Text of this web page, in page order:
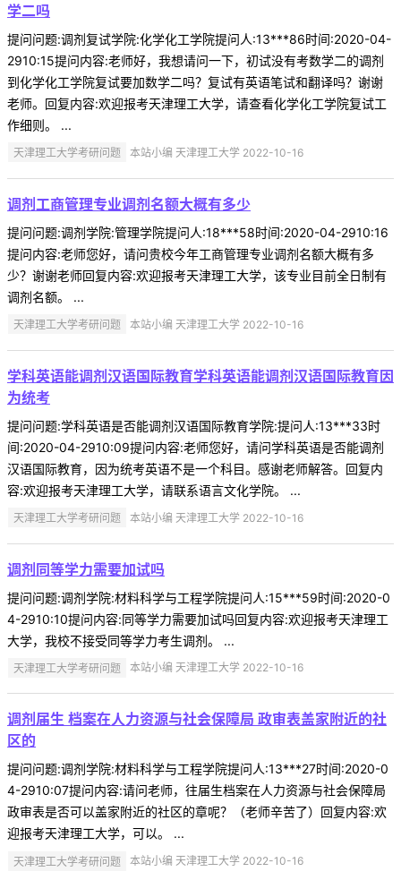
学二吗
提问问题:调剂复试学院:化学化工学院提问人:13***86时间:2020-04-
2910:15提问内容:老师好，我想请问一下，初试没有考数学二的调剂
到化学化工学院复试要加数学二吗？复试有英语笔试和翻译吗？谢谢
老师。回复内容:欢迎报考天津理工大学，请查看化学化工学院复试工
作细则。 ...
天津理工大学考研问题 本站小编 天津理工大学 2022-10-16
调剂工商管理专业调剂名额大概有多少
提问问题:调剂学院:管理学院提问人:18***58时间:2020-04-2910:16
提问内容:老师您好，请问贵校今年工商管理专业调剂名额大概有多
少？谢谢老师回复内容:欢迎报考天津理工大学，该专业目前全日制有
调剂名额。 ...
天津理工大学考研问题 本站小编 天津理工大学 2022-10-16
学科英语能调剂汉语国际教育学科英语能调剂汉语国际教育因
为统考
提问问题:学科英语是否能调剂汉语国际教育学院:提问人:13***33时
间:2020-04-2910:09提问内容:老师您好，请问学科英语是否能调剂
汉语国际教育，因为统考英语不是一个科目。感谢老师解答。回复内
容:欢迎报考天津理工大学，请联系语言文化学院。 ...
天津理工大学考研问题 本站小编 天津理工大学 2022-10-16
调剂同等学力需要加试吗
提问问题:调剂学院:材料科学与工程学院提问人:15***59时间:2020-0
4-2910:10提问内容:同等学力需要加试吗回复内容:欢迎报考天津理工
大学，我校不接受同等学力考生调剂。 ...
天津理工大学考研问题 本站小编 天津理工大学 2022-10-16
调剂届生 档案在人力资源与社会保障局 政审表盖家附近的社
区的
提问问题:调剂学院:材料科学与工程学院提问人:13***27时间:2020-0
4-2910:07提问内容:请问老师，往届生档案在人力资源与社会保障局
政审表是否可以盖家附近的社区的章呢？（老师辛苦了）回复内容:欢
迎报考天津理工大学，可以。 ...
天津理工大学考研问题 本站小编 天津理工大学 2022-10-16